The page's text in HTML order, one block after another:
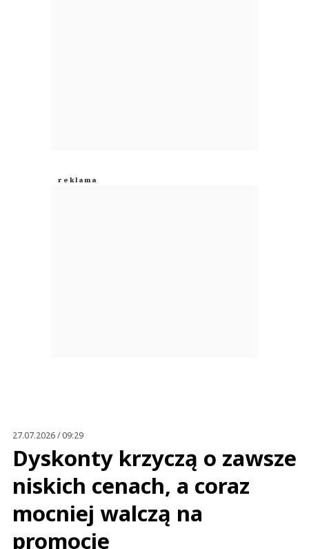
27.07.2026 / 09:29
Dyskonty krzyczą o zawsze
niskich cenach, a coraz
mocniej walczą na
promocje